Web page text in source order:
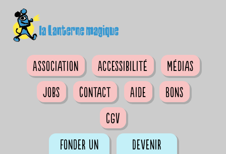
Association Accessibilité
Médias
Jobs
Contact Aide
Bons
CGV
Fonder un
Devenir